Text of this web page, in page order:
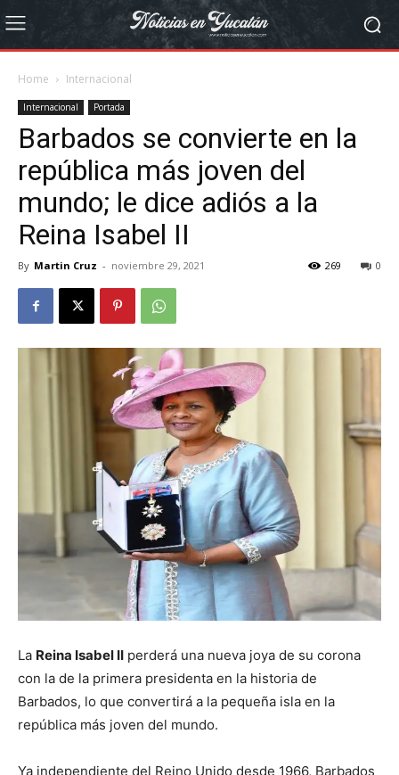
Home Internacional
Internacional Portada
Barbados se convierte en la
república más joven del
mundo; le dice adiós a la
Reina Isabel II
By Martin Cruz - noviembre 29, 2021 0
269
La Reina Isabel II perderá una nueva joya de su corona
con la de la primera presidenta en la historia de
Barbados, lo que convertirá a la pequeña isla en la
república más joven del mundo.
Ya independiente del Reino Unido desde 1966, Barbados